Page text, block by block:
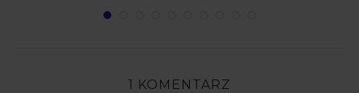
1 KOMENTARZ